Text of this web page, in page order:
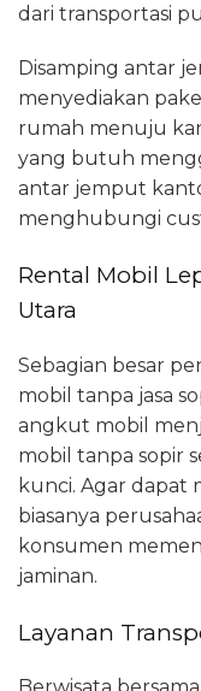
dari transportasi
Disamping antar
menyediakan
rumah menuju
yang butuh
antar jemput
menghubungi
Rental Mobil
Utara
Sebagian besar
mobil tanpa jasa
angkut mobil
mobil tanpa sopir
kunci. Agar dapat
biasanya
konsumen
jaminan.
Layanan